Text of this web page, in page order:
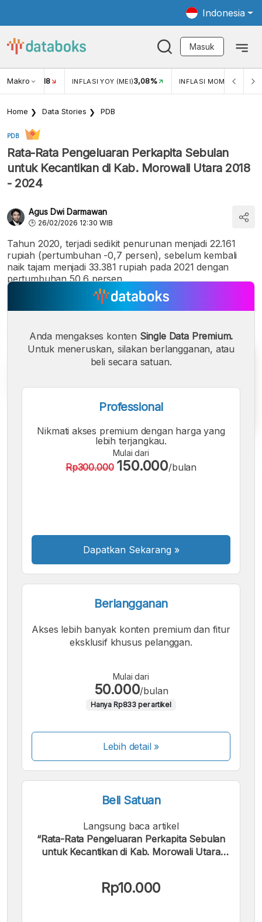
Indonesia
Masuk
Makro
USD/IDR 18 INFLASI YOY (MEI)3,08% INFLASI MOM (MEI)
Home Data Stories PDB
PDB
Rata-Rata Pengeluaran Perkapita Sebulan
untuk Kecantikan di Kab. Morowali Utara 2018
- 2024
Agus Dwi Darmawan
26/02/2026 12:30 WIB
Tahun 2020, terjadi sedikit penurunan menjadi 22.161
rupiah (pertumbuhan -0,7 persen), sebelum kembali
naik tajam menjadi 33.381 rupiah pada 2021 dengan
pertumbuhan 50,6 persen.
Besar
Anda mengakses konten Single Data Premium.
Untuk meneruskan, silakan berlangganan, atau
beli secara satuan.
Professional
Nikmati akses premium dengan harga yang
lebih terjangkau.
Mulai dari
Rp300.000 150.000/bulan
Dapatkan Sekarang »
Berlangganan
Akses lebih banyak konten premium dan fitur
eksklusif khusus pelanggan.
Mulai dari
50.000/bulan
Hanya Rp833 per artikel
Lebih detail »
Beli Satuan
Langsung baca artikel
“Rata-Rata Pengeluaran Perkapita Sebulan
untuk Kecantikan di Kab. Morowali Utara
Rp10.000
Kami menerima pembayaran berikut: